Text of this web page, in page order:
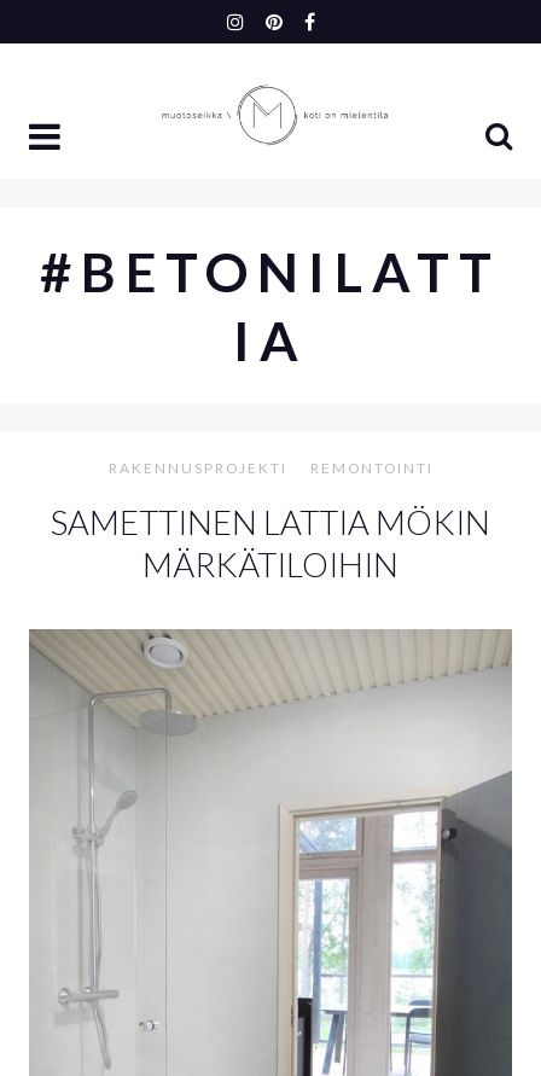
to
#BETONILATT
IA
RAKENNUSPROJEKTI REMONTOINTI
SAMETTINEN LATTIA MÖKIN
MÄRKÄTILOIHIN